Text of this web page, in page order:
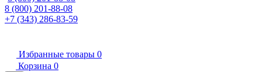
8 (800) 201-88-08
+7 (343) 286-83-59
Избранные товары 0
Корзина 0